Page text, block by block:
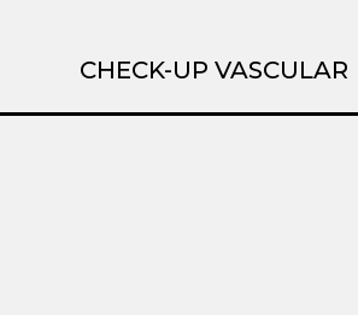
CHECK-UP VASCULAR